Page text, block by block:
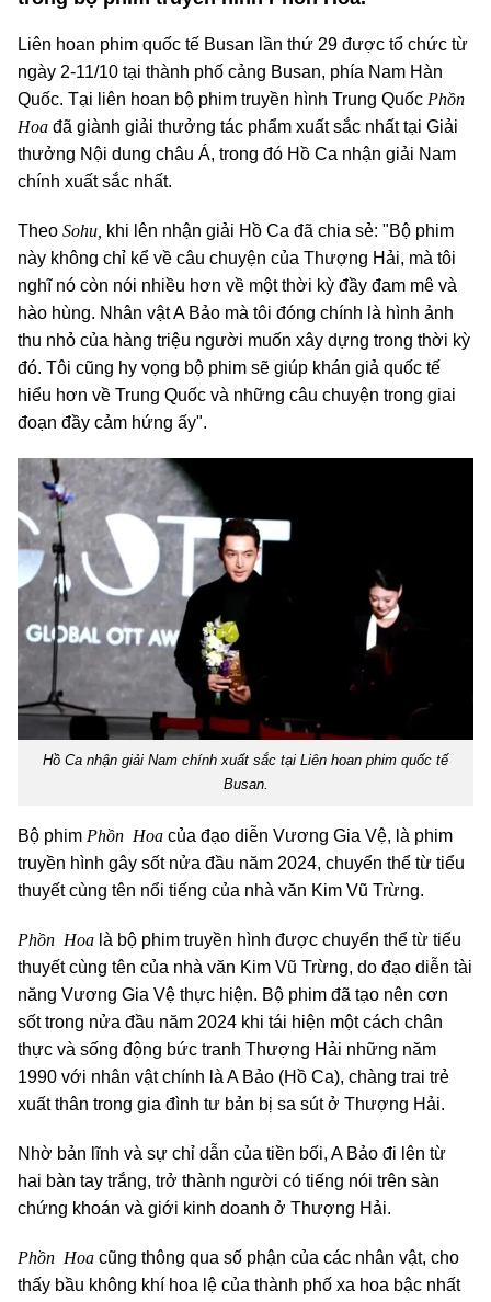
Liên hoan phim quốc tế Busan lần thứ 29 được tổ chức từ
ngày 2-11/10 tại thành phố cảng Busan, phía Nam Hàn
Quốc. Tại liên hoan bộ phim truyền hình Trung Quốc Phồn
Hoa đã giành giải thưởng tác phẩm xuất sắc nhất tại Giải
thưởng Nội dung châu Á, trong đó Hồ Ca nhận giải Nam
chính xuất sắc nhất.
Theo Sohu,
khi lên nhận giải Hồ Ca đã chia sẻ: "Bộ phim
này không chỉ kể về câu chuyện của Thượng Hải, mà tôi
nghĩ nó còn nói nhiều hơn về một thời kỳ đầy đam mê và
hào hùng. Nhân vật A Bảo mà tôi đóng chính là hình ảnh
thu nhỏ của hàng triệu người muốn xây dựng trong thời kỳ
đó. Tôi cũng hy vọng bộ phim sẽ giúp khán giả quốc tế
hiểu hơn về Trung Quốc và những câu chuyện trong giai
đoạn đầy cảm hứng ấy".
Hồ Ca nhận giải Nam chính xuất sắc tại Liên hoan phim quốc tế
Busan.
Bộ phim Phồn Hoa của đạo diễn Vương Gia Vệ, là phim
truyền hình gây sốt nửa đầu năm 2024, chuyển thể từ tiểu
thuyết cùng tên nổi tiếng của nhà văn Kim Vũ Trừng.
Phồn Hoa là bộ phim truyền hình được chuyển thể từ tiểu
thuyết cùng tên của nhà văn Kim Vũ Trừng, do đạo diễn tài
năng Vương Gia Vệ thực hiện. Bộ phim đã tạo nên cơn
sốt trong nửa đầu năm 2024 khi tái hiện một cách chân
thực và sống động bức tranh Thượng Hải những năm
1990 với nhân vật chính là A Bảo (Hồ Ca), chàng trai trẻ
xuất thân trong gia đình tư bản bị sa sút ở Thượng Hải.
Nhờ bản lĩnh và sự chỉ dẫn của tiền bối, A Bảo đi lên từ
hai bàn tay trắng, trở thành người có tiếng nói trên sàn
chứng khoán và giới kinh doanh ở Thượng Hải.
Phồn Hoa cũng thông qua số phận của các nhân vật, cho
thấy bầu không khí hoa lệ của thành phố xa hoa bậc nhất